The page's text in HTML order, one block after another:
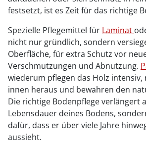
festsetzt, ist es Zeit für das richtige
Spezielle Pflegemittel für Laminat
nicht nur gründlich, sondern
Oberfläche, für extra Schutz vor
Verschmutzungen und Abnutzung.
wiederum pflegen das Holz intensiv,
innen heraus und bewahren den
Die richtige Bodenpflege verlängert
Lebensdauer deines Bodens,
dafür, dass er über viele Jahre
aussieht.